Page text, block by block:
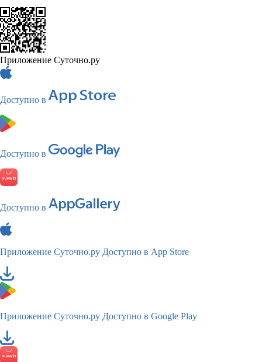
Приложение Суточно.ру
Доступно в
Доступно в
Доступно в
Приложение Суточно.ру Доступно в App Store
Приложение Суточно.ру Доступно в Google Play